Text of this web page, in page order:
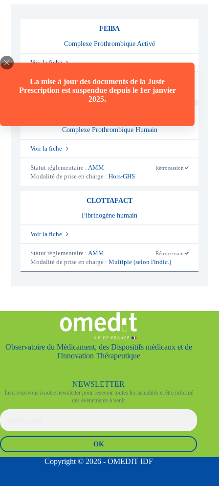
La mise à jour des documents de la Juste
Prescription est suspendue depuis le 1er janvier
2025.
FEIBA
Complexe Prothrombique Activé
Voir la fiche
Statut réglementaire :AMM Rétrocession
-
o
Modalité de prise en charge : Hors-GHS
Complexe Prothrombique Humain
Voir la fiche
Statut réglementaire : AMM Rétrocession
-
i
Modalité de prise en charge :Hors-GHS
CLOTTAFACT
Fibrinogène humain
Voir la fiche
Statut réglementaire :AMM Rétrocession
-
o
i
Modalité de prise en charge :Multiple (selon l'indic.)
Observatoire du Médicament, des Dispositifs médicaux et de
l'Innovation Thérapeutique
NEWSLETTER
Inscrivez-vous à notre newsletter pour recevoir toutes les actualités et être informé
des évènements à venir
Copyright © 2026 - OMEDIT IDF